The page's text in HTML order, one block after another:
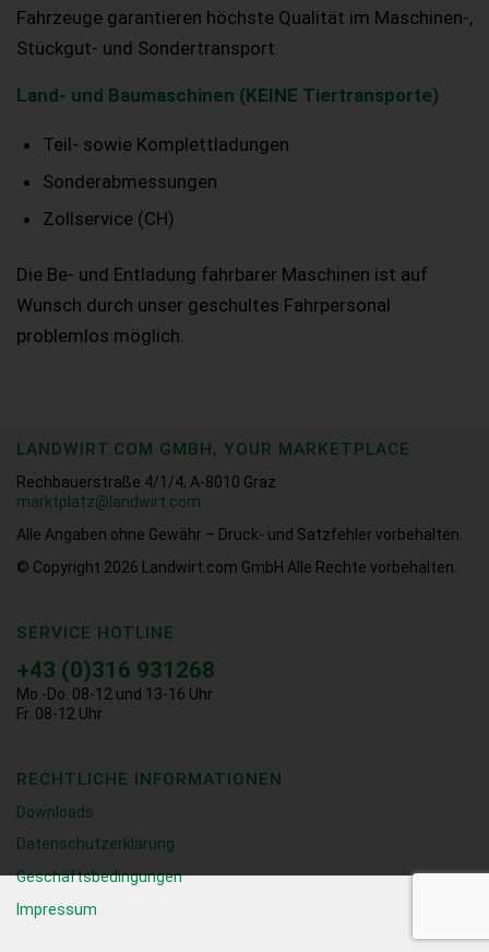
Fahrzeuge garantieren höchste Qualität im Maschinen-,
Stückgut- und Sondertransport.
Land- und Baumaschinen (KEINE Tiertransporte)
Teil- sowie Komplettladungen
Sonderabmessungen
Zollservice (CH)
Die Be- und Entladung fahrbarer Maschinen ist auf
Wunsch durch unser geschultes Fahrpersonal
problemlos möglich.
LANDWIRT.COM GMBH, YOUR MARKETPLACE
Rechbauerstraße 4/1/4, A-8010 Graz
marktplatz@landwirt.com
Alle Angaben ohne Gewähr – Druck- und Satzfehler vorbehalten.
© Copyright 2026
Landwirt.com GmbH Alle Rechte vorbehalten.
SERVICE HOTLINE
+43 (0)316 931268
Mo.-Do. 08-12 und 13-16 Uhr
Fr. 08-12 Uhr
RECHTLICHE INFORMATIONEN
Downloads
Datenschutzerklärung
Geschäftsbedingungen
Impressum